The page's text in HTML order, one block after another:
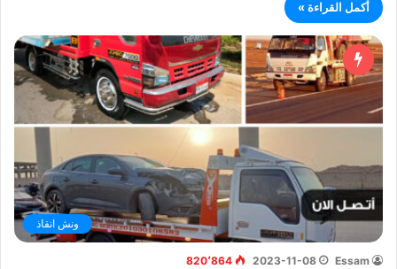
أكمل القراءة »
ونش انقاذ
Essam
2023-11-08 820٬864